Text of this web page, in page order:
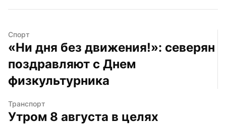
Спорт
«Ни дня без движения!»: северян
поздравляют с Днем
физкультурника
Транспорт
Утром 8 августа в целях